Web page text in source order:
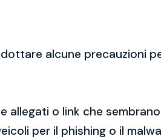
alcune precauzioni
allegati o link che
per il phishing o il